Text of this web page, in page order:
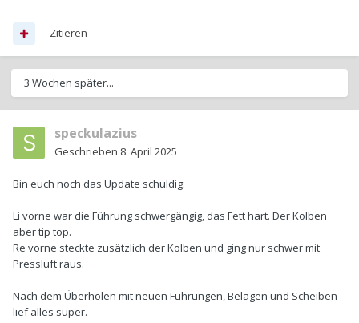
Zitieren
3 Wochen später...
speckulazius
Geschrieben 8. April 2025
Bin euch noch das Update schuldig:
Li vorne war die Führung schwergängig, das Fett hart. Der Kolben
aber tip top.
Re vorne steckte zusätzlich der Kolben und ging nur schwer mit
Pressluft raus.
Nach dem Überholen mit neuen Führungen, Belägen und Scheiben
lief alles super.